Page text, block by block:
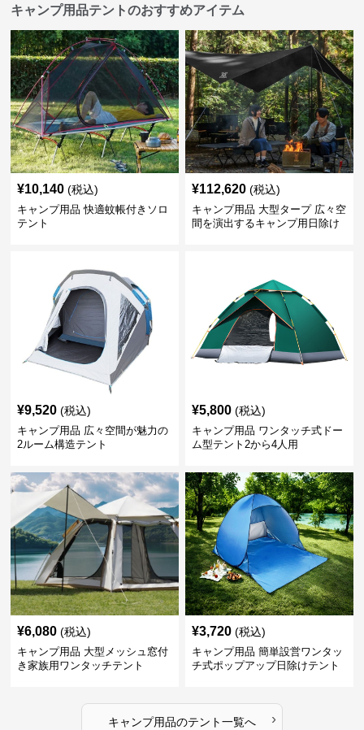
キャンプ用品テントのおすすめアイテム
¥10,140 (税込)
キャンプ用品 快適蚊帳付きソロ
テント
¥112,620 (税込)
キャンプ用品 大型タープ 広々空
間を演出するキャンプ用日除け
¥9,520 (税込)
キャンプ用品 広々空間が魅力の
2ルーム構造テント
¥5,800 (税込)
キャンプ用品 ワンタッチ式ドー
ム型テント2から4人用
¥6,080 (税込)
キャンプ用品 大型メッシュ窓付
き家族用ワンタッチテント
¥3,720 (税込)
キャンプ用品 簡単設営ワンタッ
チ式ポップアップ日除けテント
キャンプ用品のテント一覧へ ›